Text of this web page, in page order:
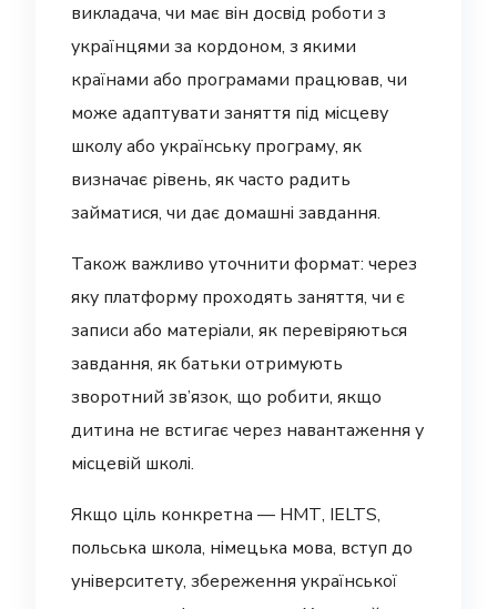
викладача, чи має він досвід роботи з
українцями за кордоном, з якими
країнами або програмами працював, чи
може адаптувати заняття під місцеву
школу або українську програму, як
визначає рівень, як часто радить
займатися, чи дає домашні завдання.
Також важливо уточнити формат: через
яку платформу проходять заняття, чи є
записи або матеріали, як перевіряються
завдання, як батьки отримують
зворотний зв’язок, що робити, якщо
дитина не встигає через навантаження у
місцевій школі.
Якщо ціль конкретна — НМТ, IELTS,
польська школа, німецька мова, вступ до
університету, збереження української